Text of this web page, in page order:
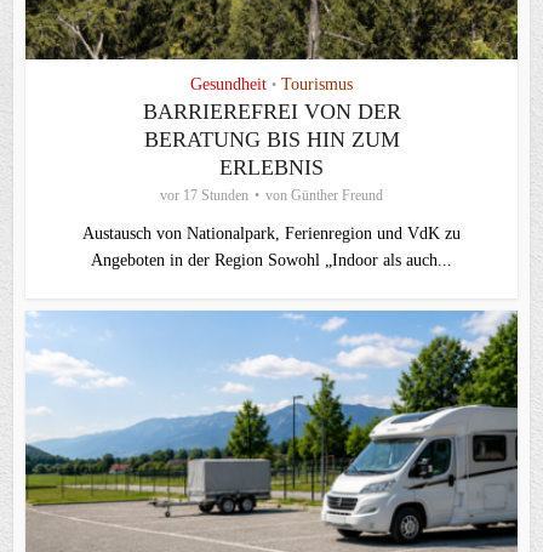
Gesundheit • Tourismus
BARRIEREFREI VON DER
BERATUNG BIS HIN ZUM
ERLEBNIS
vor 17 Stunden von Günther Freund
Austausch von Nationalpark, Ferienregion und VdK zu
Angeboten in der Region Sowohl „Indoor als auch...